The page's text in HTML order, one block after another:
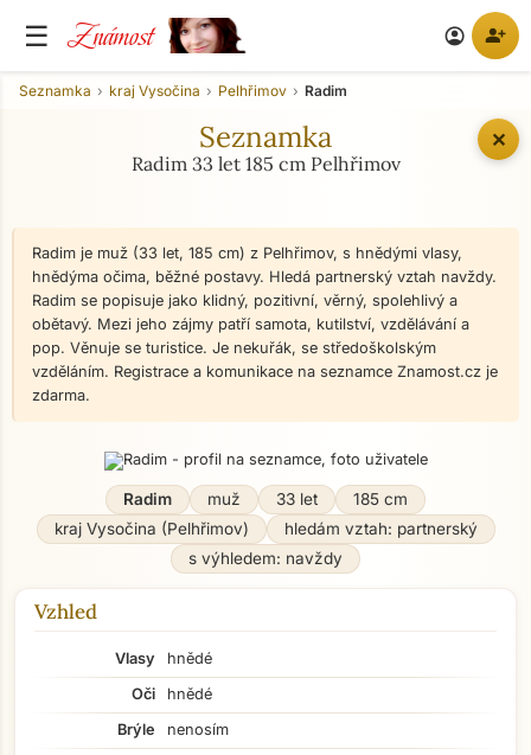
☰ Známost account_circle person_add
✕
Seznamka kraj Vysočina Pelhřimov Radim
Seznamka
Radim 33 let 185 cm Pelhřimov
Radim je muž (33 let, 185 cm) z Pelhřimov, s hnědými vlasy,
hnědýma očima, běžné postavy. Hledá partnerský vztah navždy.
Radim se popisuje jako klidný, pozitivní, věrný, spolehlivý a
obětavý. Mezi jeho zájmy patří samota, kutilství, vzdělávání a
pop. Věnuje se turistice. Je nekuřák, se středoškolským
vzděláním. Registrace a komunikace na seznamce Znamost.cz je
zdarma.
Radim muž 33 let
185 cm
kraj Vysočina (Pelhřimov)
hledám vztah: partnerský
s výhledem: navždy
Vzhled
Vlasy
hnědé
Oči
hnědé
Brýle
nenosím